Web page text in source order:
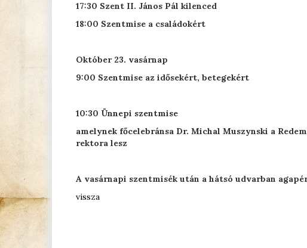
17:30 Szent II. János Pál kilenced
18:00 Szentmise a családokért
Október 23. vasárnap
9:00 Szentmise az idősekért, betegekért
10:30 Ünnepi szentmise
amelynek főcelebránsa Dr. Michal Muszynski a
rektora lesz
A vasárnapi szentmisék után a hátsó udvarban
vissza